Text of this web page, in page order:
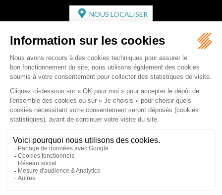
NOUS LOCALISER
CABINET SECONDAIRE
2 bis Avenue de l'Europe
33350 ST MAGNE-DE-CASTILLON
Tél :05 57 55 87 30 - Fax : 05 57 51 73 64
Email :gaucher-piola@gaucher-piola-avocat.fr
NOUS CONTACTER
NOUS LOCALISER